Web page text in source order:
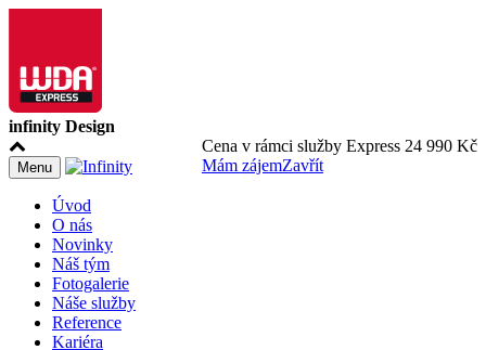
infinity Design
Cena v rámci služby Express 24 990 Kč
Mám zájemZavřít
Menu
Úvod
O nás
Novinky
Náš tým
Fotogalerie
Náše služby
Reference
Kariéra